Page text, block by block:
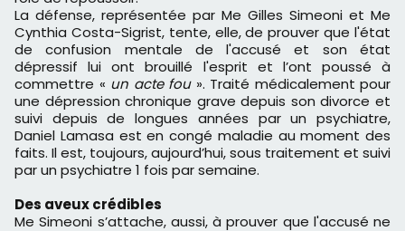
La défense, représentée par Me Gilles Simeoni et Me
Cynthia Costa-Sigrist, tente, elle, de prouver que l'état
de confusion mentale de l'accusé et son état
dépressif lui ont brouillé l'esprit et l’ont poussé à
commettre « un acte fou». Traité médicalement pour
une dépression chronique grave depuis son divorce et
suivi depuis de longues années par un psychiatre,
Daniel Lamasa est en congé maladie au moment des
faits. Il est, toujours, aujourd’hui, sous traitement et suivi
par un psychiatre 1 fois par semaine.
Des aveux crédibles
Me Simeoni s’attache, aussi, à prouver que l'accusé ne